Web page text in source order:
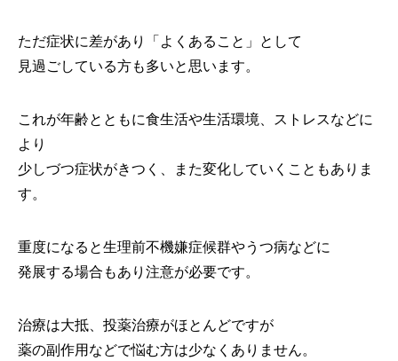
ただ症状に差があり「よくあること」として
見過ごしている方も多いと思います。
これが年齢とともに食生活や生活環境、ストレスなどに
より
少しづつ症状がきつく、また変化していくこともありま
す。
重度になると生理前不機嫌症候群やうつ病などに
発展する場合もあり注意が必要です。
治療は大抵、投薬治療がほとんどですが
薬の副作用などで悩む方は少なくありません。